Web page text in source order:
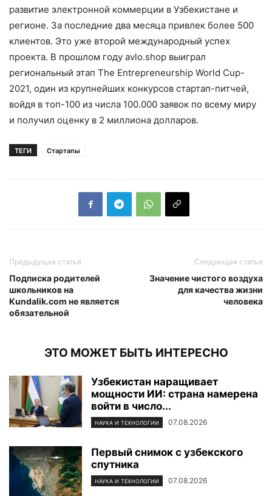
развитие электронной коммерции в Узбекистане и
регионе. За последние два месяца привлек более 500
клиентов. Это уже второй международный успех
проекта. В прошлом году avlo.shop выиграл
региональный этап The Entrepreneurship World Cup-
2021, один из крупнейших конкурсов стартап-питчей,
войдя в топ-100 из числа 100.000 заявок по всему миру
и получил оценку в 2 миллиона долларов.
ТЕГИ Стартапы
Предыдущая статья
Подписка родителей
школьников на
Kundalik.com не является
обязательной
Следующая статья
Значение чистого воздуха
для качества жизни
человека
ЭТО МОЖЕТ БЫТЬ ИНТЕРЕСНО
Узбекистан наращивает
мощности ИИ: страна намерена
войти в число...
НАУКА И ТЕХНОЛОГИИ 07.08.2026
Первый снимок с узбекского
спутника
НАУКА И ТЕХНОЛОГИИ 07.08.2026